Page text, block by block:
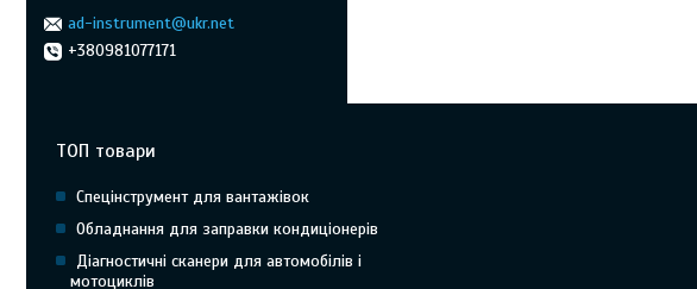
ad-instrument@ukr.net
+380981077171
ТОП товари
Спецінструмент для вантажівок
Обладнання для заправки кондиціонерів
Діагностичні сканери для автомобілів і
мотоциклів